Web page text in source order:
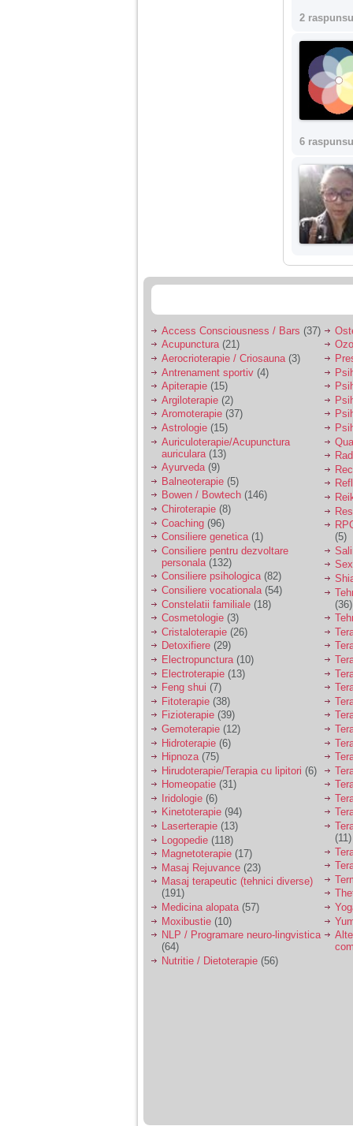
2
6
Access Consciousness / Bars (37)
Acupunctura(21)
Aerocrioterapie / Criosauna(3)
Antrenament sportiv (4)
Apiterapie (15)
Argiloterapie (2)
Aromoterapie (37)
Astrologie (15)
Auriculoterapie/Acupunctura
auriculara (13)
Ayurveda(9)
Balneoterapie (5)
Bowen / Bowtech (146)
Chiroterapie (8)
Coaching (96)
Consiliere genetica(1)
Consiliere pentru dezvoltare
personala (132)
Consiliere psihologica(82)
Consiliere vocationala (54)
Constelatii familiale (18)
Cosmetologie (3)
Cristaloterapie (26)
Detoxifiere (29)
Electropunctura (10)
Electroterapie (13)
Feng shui (7)
Fitoterapie (38)
Fizioterapie (39)
Gemoterapie (12)
Hidroterapie (6)
Hipnoza(75)
Hirudoterapie/Terapia cu lipitori (6)
Homeopatie (31)
Iridologie (6)
Kinetoterapie (94)
Laserterapie (13)
Logopedie (118)
Magnetoterapie (17)
Masaj Rejuvance (23)
Masaj terapeutic (tehnici diverse)
(191)
Medicina alopata(57)
Moxibustie (10)
NLP / Programare neuro-lingvistica
(64)
Nutritie / Dietoterapie (56)
(5)
(36)
(11)